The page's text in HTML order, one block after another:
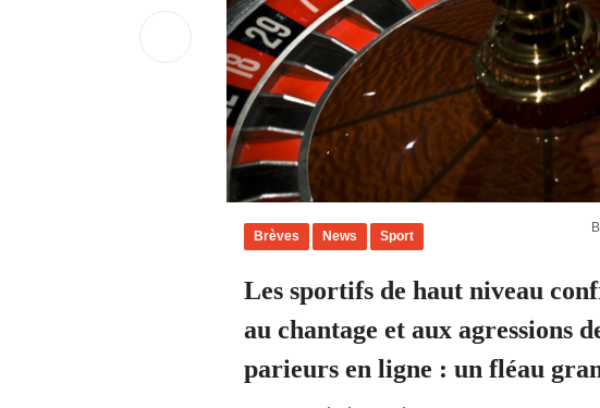
Brèves News Sport
Les sportifs de haut niveau
au chantage et aux agressions
parieurs en ligne : un fléau